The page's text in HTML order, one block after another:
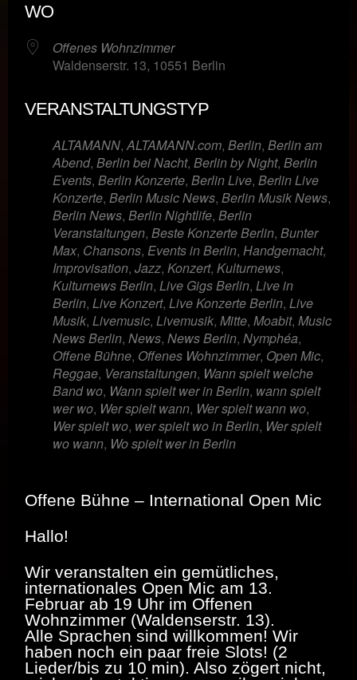
WO
Offenes Wohnzimmer
Waldenserstr. 13, 10551 Berlin
VERANSTALTUNGSTYP
ALTAMANN, ALTAMANN.com, Berlin, Berlin am
Abend, Berlin bei Nacht, Berlin by Night, Berlin
Events, Berlin Konzerte, Berlin Live, Berlin Live
Konzerte, Berlin Music News, Berlin Musik News,
Berlin News, Berlin Nightlife, Berlin
Veranstaltungen, Beste Konzerte Berlin, Bunter
Max, Chansons, Events in Berlin, Handgemacht,
Improvisation, Jazz, Konzert, Kulturnews,
Kulturnews Berlin, Live Gigs Berlin, Live in
Berlin, Live Konzert, Live Konzerte Berlin, Live
Musik, Livemusic, Livemusik, Mitte, Moabit, Music
News Berlin, News, News Berlin, Nymphéa,
Offene Bühne, Offenes Wohnzimmer, Open Mic,
Reggae, Veranstaltungen, Wann spielt welche
Band wo, Wann spielt wer in Berlin, wann spielt
wer wo, Wer spielt wann, Wer spielt wann wo,
Wer spielt wo, wer spielt wo in Berlin, Wer spielt
wo wann, Wo spielt wer in Berlin
Offene Bühne – International Open Mic
Hallo!
Wir veranstalten ein gemütliches,
internationales Open Mic am 13.
Februar ab 19 Uhr im Offenen
Wohnzimmer (Waldenserstr. 13).
Alle Sprachen sind willkommen! Wir
haben noch ein paar freie Slots! (2
Lieder/bis zu 10 min). Also zögert nicht,